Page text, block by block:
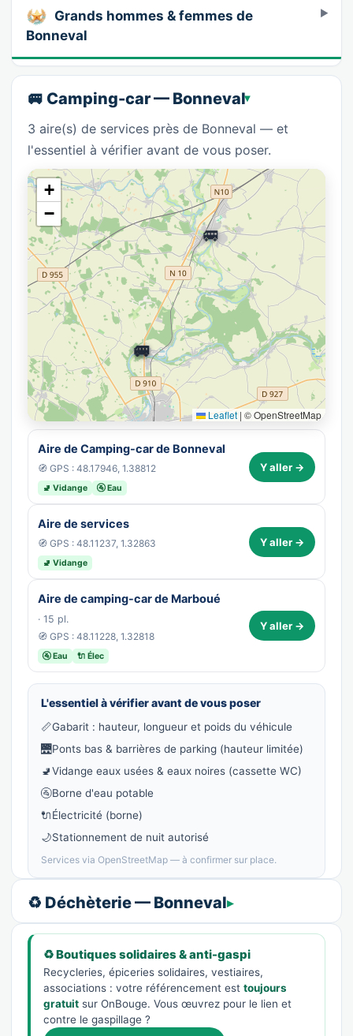
Grands hommes & femmes de
Bonneval
🚐 Camping-car — Bonneval
3 aire(s) de services près de Bonneval — et
l'essentiel à vérifier avant de vous poser.
🚐
🚐
🚐
+
−
Leaflet | © OpenStreetMap
Aire de Camping-car de Bonneval
🧭 GPS : 48.17946, 1.38812
🚽 Vidange 🚰 Eau
Y aller →
Aire de services
🧭 GPS : 48.11237, 1.32863
🚽 Vidange
Y aller →
Aire de camping-car de Marboué
· 15 pl.
🧭 GPS : 48.11228, 1.32818
🚰 Eau 🔌 Élec
Y aller →
L'essentiel à vérifier avant de vous poser
📏Gabarit : hauteur, longueur et poids du véhicule
🌉Ponts bas & barrières de parking (hauteur limitée)
🚽Vidange eaux usées & eaux noires (cassette WC)
🚰Borne d'eau potable
🔌Électricité (borne)
🌙Stationnement de nuit autorisé
Services via OpenStreetMap — à confirmer sur place.
♻️ Déchèterie — Bonneval
♻️ Boutiques solidaires & anti-gaspi
Recycleries, épiceries solidaires, vestiaires,
associations : votre référencement est toujours
gratuit sur OnBouge. Vous œuvrez pour le lien et
contre le gaspillage ?